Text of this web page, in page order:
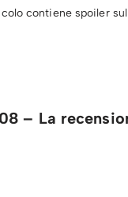
contiene spoiler
– La